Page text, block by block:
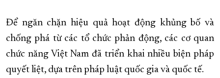
Để ngăn chặn hiệu quả hoạt động khủng bố và
chống phá từ các tổ chức phản động, các cơ quan
chức năng Việt Nam đã triển khai nhiều biện pháp
quyết liệt, dựa trên pháp luật quốc gia và quốc tế.